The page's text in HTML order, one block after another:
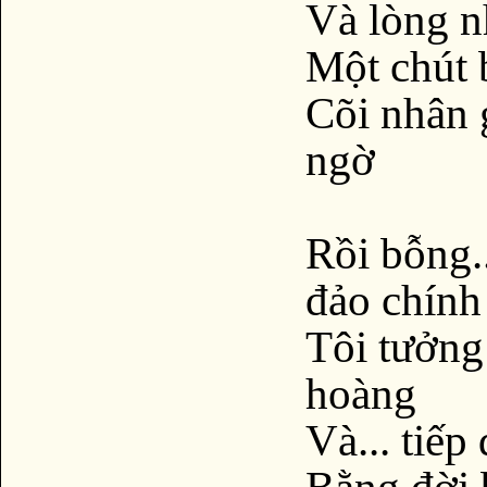
Và lòng
Một chút
Cõi nhân
ngờ
Rồi
đảo chính
Tôi
hoàng
Và... tiếp